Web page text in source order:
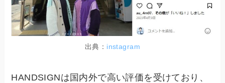
出典： instagram
HANDSIGNは国内外で高い評価を受けており、